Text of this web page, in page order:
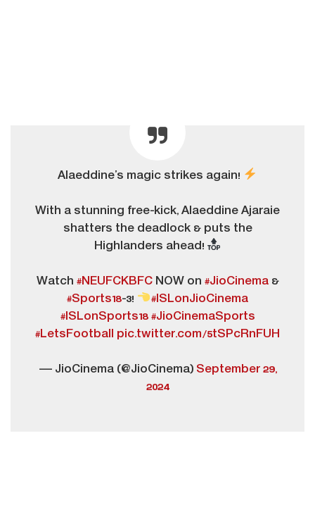
Alaeddine’s magic strikes again!
With a stunning free-kick, Alaeddine Ajaraie
shatters the deadlock & puts the
Highlanders ahead!
Watch #NEUFCKBFCNOW on #JioCinema&
#Sports18-3!
#ISLonJioCinema
#ISLonSports18 #JioCinemaSports
#LetsFootball
pic.twitter.com/5tSPcRnFUH
— JioCinema (@JioCinema) September 29,
2024